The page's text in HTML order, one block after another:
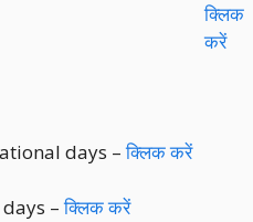
क्लिक
करें
days –क्लिक करें
days –क्लिक करें